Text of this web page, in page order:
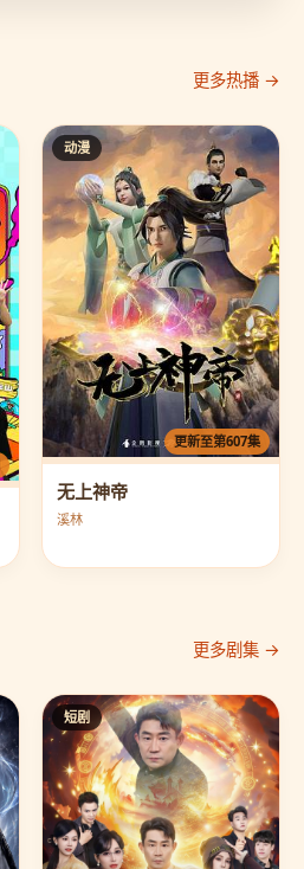
更多热播 →
动漫
更新至第607集
无上神帝
溪林
更多剧集 →
短剧